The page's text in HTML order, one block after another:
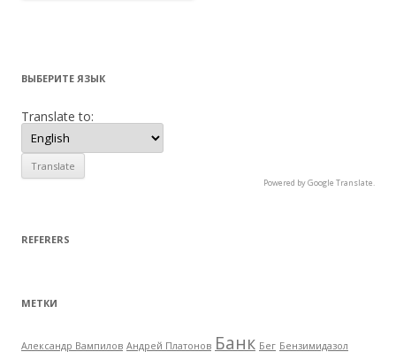
ВЫБЕРИТЕ ЯЗЫК
Translate to:
Powered by Google Translate.
REFERERS
МЕТКИ
Александр Вампилов Андрей Платонов Банк Бег Бензимидазол